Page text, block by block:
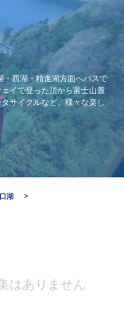
・西湖・精進湖方面へバスで
イで登った頂から富士山麓
サイクルなど、様々な楽し
湖
はありません